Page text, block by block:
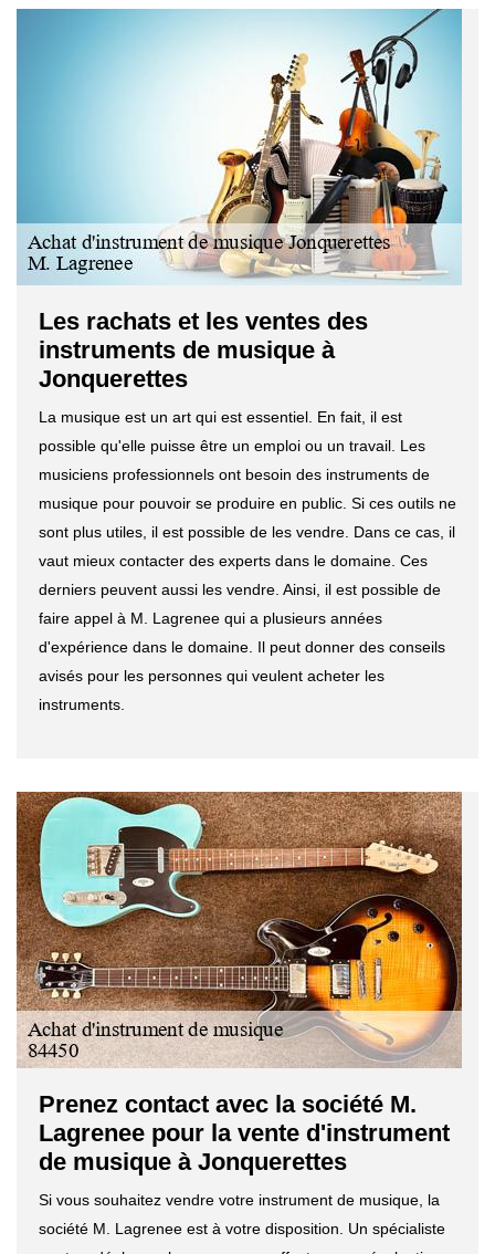
Les rachats et les ventes des
instruments de musique à
Jonquerettes
La musique est un art qui est essentiel. En fait, il est
possible qu'elle puisse être un emploi ou un travail. Les
musiciens professionnels ont besoin des instruments de
musique pour pouvoir se produire en public. Si ces outils ne
sont plus utiles, il est possible de les vendre. Dans ce cas, il
vaut mieux contacter des experts dans le domaine. Ces
derniers peuvent aussi les vendre. Ainsi, il est possible de
faire appel à M. Lagrenee qui a plusieurs années
d'expérience dans le domaine. Il peut donner des conseils
avisés pour les personnes qui veulent acheter les
instruments.
Prenez contact avec la société M.
Lagrenee pour la vente d'instrument
de musique à Jonquerettes
Si vous souhaitez vendre votre instrument de musique, la
société M. Lagrenee est à votre disposition. Un spécialiste